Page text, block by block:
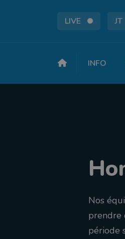
LIVE JT
INFO
Nos
prendre
période